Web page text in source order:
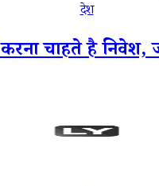
देश
चाहते है निवेश,